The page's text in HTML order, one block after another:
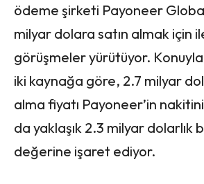
ödeme şirketi Payoneer
milyar dolara satın almak için
görüşmeler yürütüyor.
iki kaynağa göre, 2.7 milyar
alma fiyatı Payoneer’in
da yaklaşık 2.3 milyar dolarlık
değerine işaret ediyor.